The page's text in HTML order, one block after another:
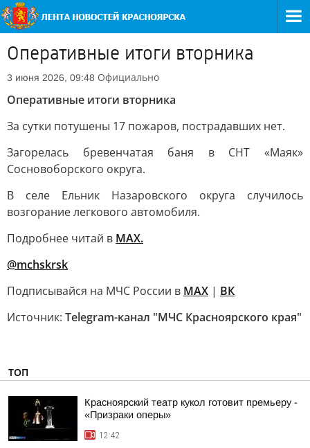
Оперативные итоги вторника
3 июня 2026, 09:48 Официально
Оперативные итоги вторника
За сутки потушены 17 пожаров, пострадавших нет.
Загорелась бревенчатая баня в СНТ «Маяк»
Сосновоборского округа.
В селе Ельник Назаровского округа случилось
возгорание легкового автомобиля.
Подробнее читай в МАХ.
@mchskrsk
Подписывайся на МЧС России в MAX | ВК
Источник: Telegram-канал "МЧС Красноярского края"
ТОП
Красноярский театр кукол готовит премьеру -
«Призраки оперы»
12:42